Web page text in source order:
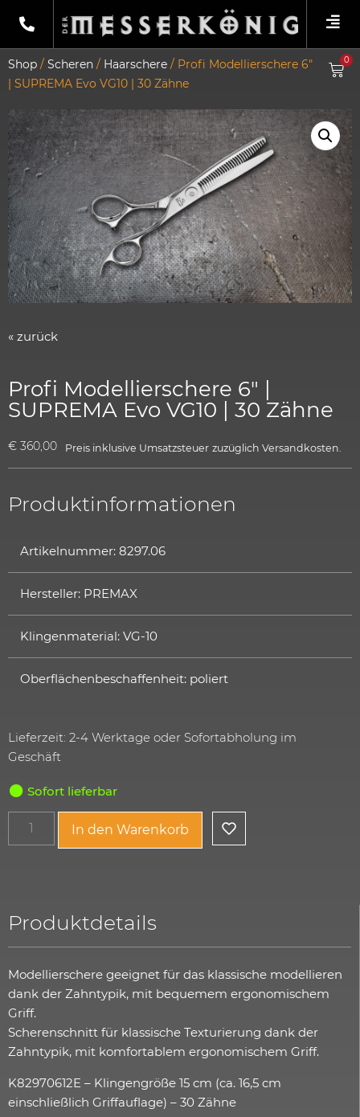
0
Shop / Scheren / Haarschere / Profi Modellierschere 6″
| SUPREMA Evo VG10 | 30 Zähne
« zurück
Profi Modellierschere 6″ |
SUPREMA Evo VG10 | 30 Zähne
€ 360,00 Preis inklusive Umsatzsteuer zuzüglich Versandkosten.
Produktinformationen
Artikelnummer: 8297.06
Hersteller: PREMAX
Klingenmaterial: VG-10
Oberflächenbeschaffenheit: poliert
Lieferzeit: 2-4 Werktage oder Sofortabholung im
Geschäft
Sofort lieferbar
In den Warenkorb
Produktdetails
Modellierschere geeignet für das klassische modellieren
dank der Zahntypik, mit bequemem ergonomischem
Griff.
Scherenschnitt für klassische Texturierung dank der
Zahntypik, mit komfortablem ergonomischem Griff.
K82970612E – Klingengröße 15 cm (ca. 16,5 cm
einschließlich Griffauflage) – 30 Zähne